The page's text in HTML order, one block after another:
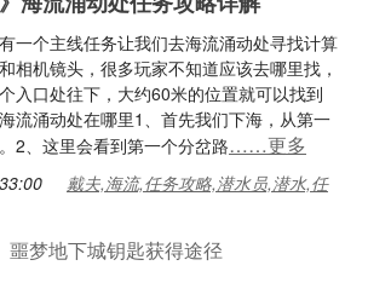
一个主线任务让我们去海流涌动处寻找计算
相机镜头，很多玩家不知道应该去哪里找，
入口处往下，大约60米的位置就可以找到
流涌动处在哪里1、首先我们下海，从第一
2、这里会看到第一个分岔路……更多
戴夫,海流,任务攻略,潜水员,潜水,任